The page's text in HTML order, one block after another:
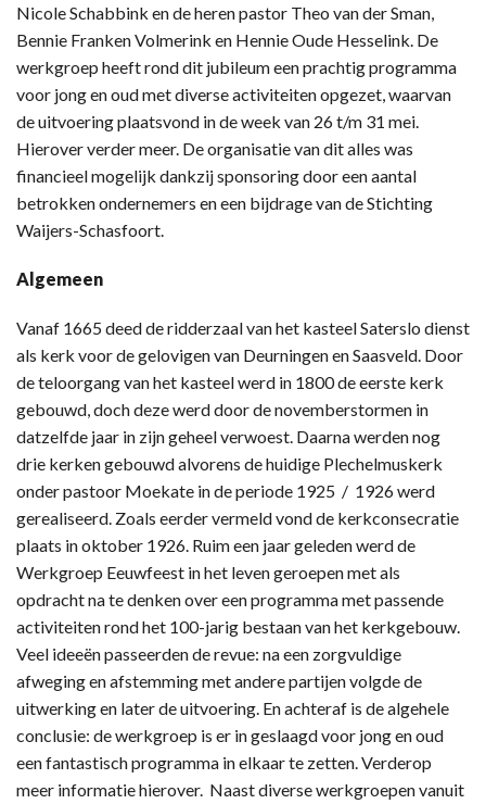
Nicole Schabbink en de heren pastor Theo van der Sman,
Bennie Franken Volmerink en Hennie Oude Hesselink. De
werkgroep heeft rond dit jubileum een prachtig programma
voor jong en oud met diverse activiteiten opgezet, waarvan
de uitvoering plaatsvond in de week van 26 t/m 31 mei.
Hierover verder meer. De organisatie van dit alles was
financieel mogelijk dankzij sponsoring door een aantal
betrokken ondernemers en een bijdrage van de Stichting
Waijers-Schasfoort.
Algemeen
Vanaf 1665 deed de ridderzaal van het kasteel Saterslo dienst
als kerk voor de gelovigen van Deurningen en Saasveld. Door
de teloorgang van het kasteel werd in 1800 de eerste kerk
gebouwd, doch deze werd door de novemberstormen in
datzelfde jaar in zijn geheel verwoest. Daarna werden nog
drie kerken gebouwd alvorens de huidige Plechelmuskerk
onder pastoor Moekate in de periode 1925 / 1926 werd
gerealiseerd. Zoals eerder vermeld vond de kerkconsecratie
plaats in oktober 1926. Ruim een jaar geleden werd de
Werkgroep Eeuwfeest in het leven geroepen met als
opdracht na te denken over een programma met passende
activiteiten rond het 100-jarig bestaan van het kerkgebouw.
Veel ideeën passeerden de revue: na een zorgvuldige
afweging en afstemming met andere partijen volgde de
uitwerking en later de uitvoering. En achteraf is de algehele
conclusie: de werkgroep is er in geslaagd voor jong en oud
een fantastisch programma in elkaar te zetten. Verderop
meer informatie hierover. Naast diverse werkgroepen vanuit